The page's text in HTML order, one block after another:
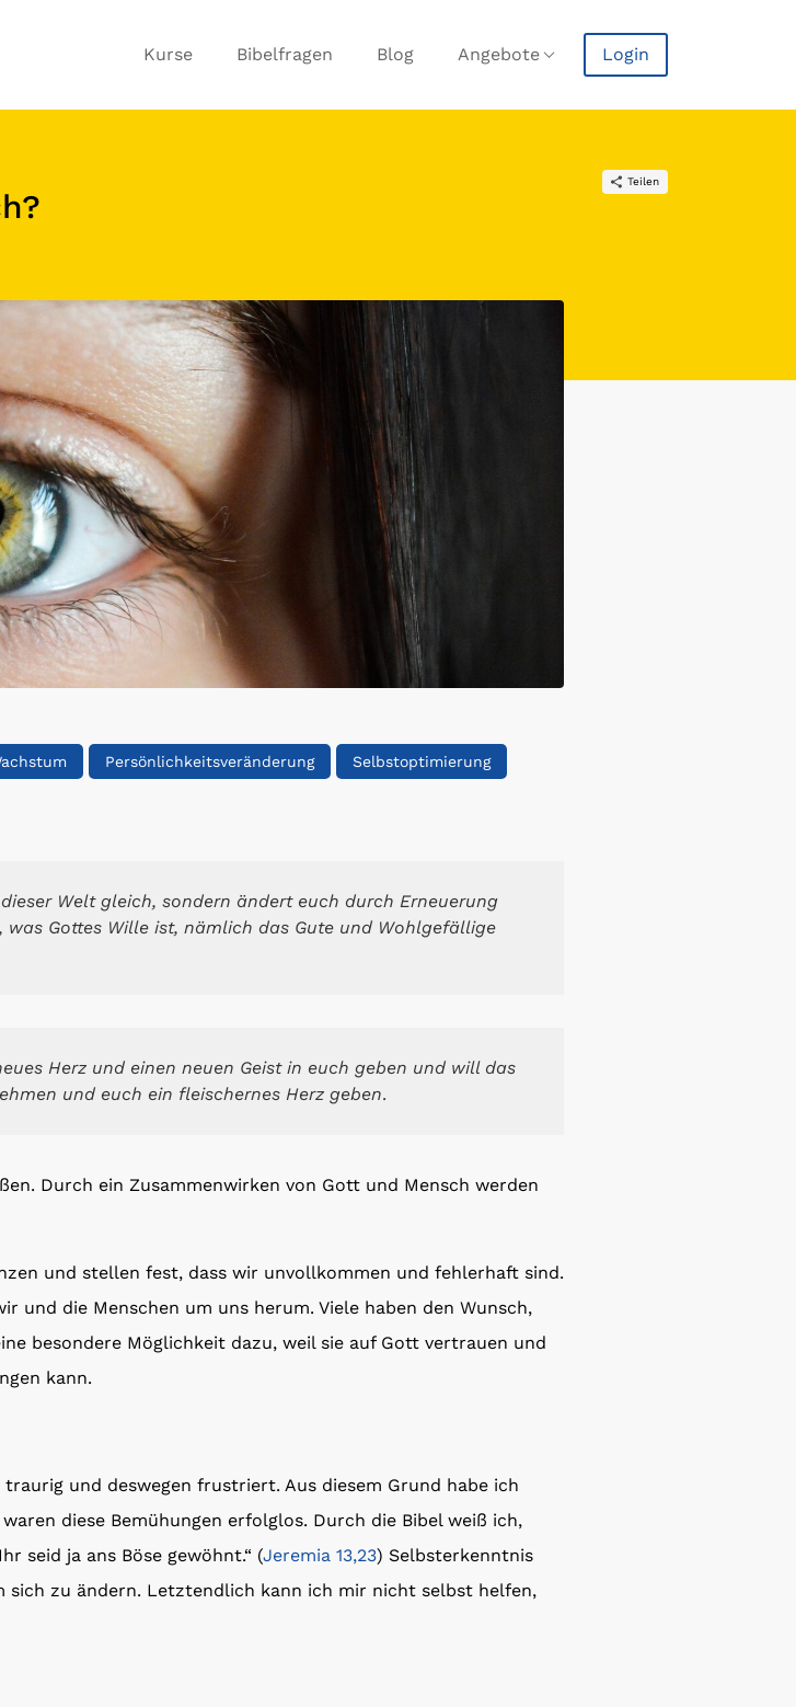
Kurse Bibelfragen Blog Angebote Login
Teilen
Persönlichkeitsveränderung Selbstoptimierung
Welt gleich, sondern ändert euch durch Erneuerung
Gottes Wille ist, nämlich das Gute und Wohlgefällige
Herz und einen neuen Geist in euch geben und will das
und euch ein fleischernes Herz geben.
Durch ein Zusammenwirken von Gott und Mensch werden
und stellen fest, dass wir unvollkommen und fehlerhaft sind.
und die Menschen um uns herum. Viele haben den Wunsch,
besondere Möglichkeit dazu, weil sie auf Gott vertrauen und
kann.
und deswegen frustriert. Aus diesem Grund habe ich
diese Bemühungen erfolglos. Durch die Bibel weiß ich,
seid ja ans Böse gewöhnt.“ (Jeremia 13,23) Selbsterkenntnis
zu ändern. Letztendlich kann ich mir nicht selbst helfen,